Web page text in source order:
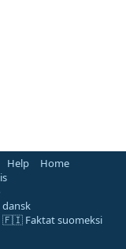
Help
Home
🇫🇮 Faktat suomeksi